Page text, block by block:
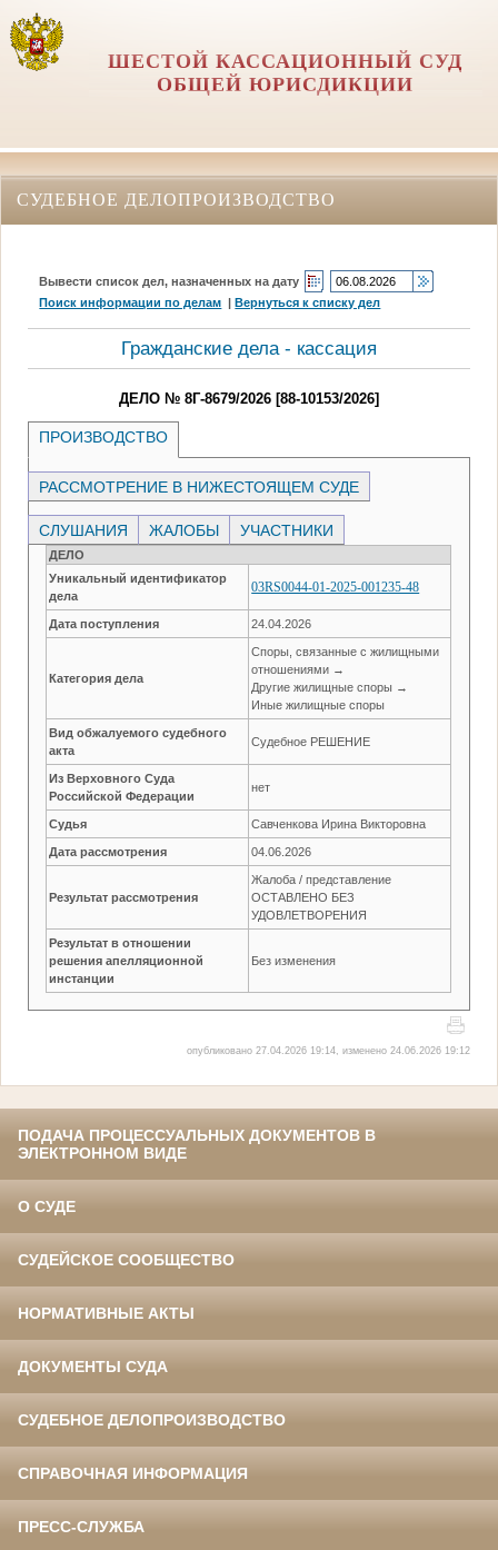
ШЕСТОЙ КАССАЦИОННЫЙ СУД
ОБЩЕЙ ЮРИСДИКЦИИ
СУДЕБНОЕ ДЕЛОПРОИЗВОДСТВО
Вывести список дел, назначенных на дату
Поиск информации по делам |Вернуться к списку дел
Гражданские дела - кассация
ДЕЛО № 8Г-8679/2026 [88-10153/2026]
ПРОИЗВОДСТВО
РАССМОТРЕНИЕ В НИЖЕСТОЯЩЕМ СУДЕ
СЛУШАНИЯ ЖАЛОБЫ УЧАСТНИКИ
ДЕЛО
Уникальный идентификатор
дела
03RS0044-01-2025-001235-48
Дата поступления 24.04.2026
Категория дела
Споры, связанные с жилищными
отношениями →
Другие жилищные споры →
Иные жилищные споры
Вид обжалуемого судебного
акта
Судебное РЕШЕНИЕ
Из Верховного Суда
Российской Федерации
нет
Судья Савченкова Ирина Викторовна
Дата рассмотрения 04.06.2026
Результат рассмотрения
Жалоба / представление
ОСТАВЛЕНО БЕЗ
УДОВЛЕТВОРЕНИЯ
Результат в отношении
решения апелляционной
инстанции
Без изменения
опубликовано 27.04.2026 19:14, изменено 24.06.2026 19:12
ПОДАЧА ПРОЦЕССУАЛЬНЫХ ДОКУМЕНТОВ В
ЭЛЕКТРОННОМ ВИДЕ
О СУДЕ
СУДЕЙСКОЕ СООБЩЕСТВО
НОРМАТИВНЫЕ АКТЫ
ДОКУМЕНТЫ СУДА
СУДЕБНОЕ ДЕЛОПРОИЗВОДСТВО
СПРАВОЧНАЯ ИНФОРМАЦИЯ
ПРЕСС-СЛУЖБА